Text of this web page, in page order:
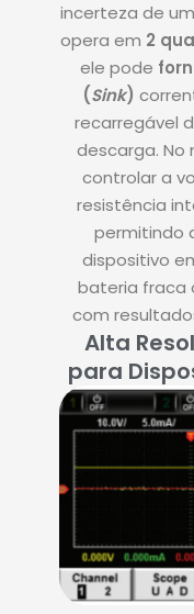
incerteza de
opera em 2
ele pode
(Sink)
recarregável
descarga. No
controlar a
resistência
permitindo
dispositivo
bateria fraca
com
Alta
para